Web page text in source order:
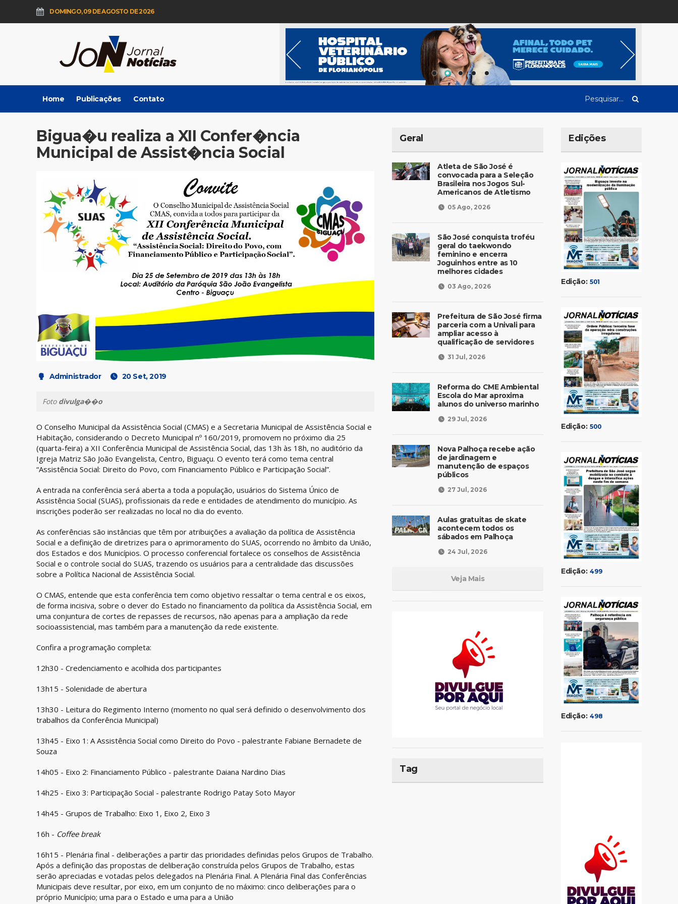
DOMINGO, 09 DE AGOSTO DE 2026
Home Publicações Contato
Bigua�u realiza a XII Confer�ncia
Municipal de Assist�ncia Social
Administrador 20 Set, 2019
Foto divulga��o
O Conselho Municipal da Assistência Social (CMAS) e a Secretaria Municipal de Assistência Social e
Habitação, considerando o Decreto Municipal nº 160/2019, promovem no próximo dia 25
(quarta-feira) a XII Conferência Municipal de Assistência Social, das 13h às 18h, no auditório da
Igreja Matriz São João Evangelista, Centro, Biguaçu. O evento terá como tema central
“Assistência Social: Direito do Povo, com Financiamento Público e Participação Social”.
A entrada na conferência será aberta a toda a população, usuários do Sistema Único de
Assistência Social (SUAS), profissionais da rede e entidades de atendimento do município. As
inscrições poderão ser realizadas no local no dia do evento.
As conferências são instâncias que têm por atribuições a avaliação da política de Assistência
Social e a definição de diretrizes para o aprimoramento do SUAS, ocorrendo no âmbito da União,
dos Estados e dos Municípios. O processo conferencial fortalece os conselhos de Assistência
Social e o controle social do SUAS, trazendo os usuários para a centralidade das discussões
sobre a Política Nacional de Assistência Social.
O CMAS, entende que esta conferência tem como objetivo ressaltar o tema central e os eixos,
de forma incisiva, sobre o dever do Estado no financiamento da política da Assistência Social, em
uma conjuntura de cortes de repasses de recursos, não apenas para a ampliação da rede
socioassistencial, mas também para a manutenção da rede existente.
Confira a programação completa:
12h30 - Credenciamento e acolhida dos participantes
13h15 - Solenidade de abertura
13h30 - Leitura do Regimento Interno (momento no qual será definido o desenvolvimento dos
trabalhos da Conferência Municipal)
13h45 - Eixo 1: A Assistência Social como Direito do Povo - palestrante Fabiane Bernadete de
Souza
14h05 - Eixo 2: Financiamento Público - palestrante Daiana Nardino Dias
14h25 - Eixo 3: Participação Social - palestrante Rodrigo Patay Soto Mayor
14h45 - Grupos de Trabalho: Eixo 1, Eixo 2, Eixo 3
16h - Coffee break
16h15 - Plenária final - deliberações a partir das prioridades definidas pelos Grupos de Trabalho.
Após a definição das propostas de deliberação construída pelos Grupos de Trabalho, estas
serão apreciadas e votadas pelos delegados na Plenária Final. A Plenária Final das Conferências
Municipais deve resultar, por eixo, em um conjunto de no máximo: cinco deliberações para o
próprio Município; uma para o Estado e uma para a União
Geral
Atleta de São José é
convocada para a Seleção
Brasileira nos Jogos Sul-
Americanos de Atletismo
05 Ago, 2026
São José conquista troféu
geral do taekwondo
feminino e encerra
Joguinhos entre as 10
melhores cidades
03 Ago, 2026
Prefeitura de São José firma
parceria com a Univali para
ampliar acesso à
qualificação de servidores
31 Jul, 2026
Reforma do CME Ambiental
Escola do Mar aproxima
alunos do universo marinho
29 Jul, 2026
Nova Palhoça recebe ação
de jardinagem e
manutenção de espaços
públicos
27 Jul, 2026
Aulas gratuitas de skate
acontecem todos os
sábados em Palhoça
24 Jul, 2026
Veja Mais
Tag
Edições
Edição: 501
Edição: 500
Edição: 499
Edição: 498